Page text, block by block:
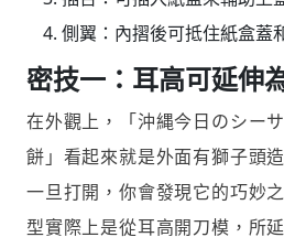
側翼：內摺後可抵住紙盒蓋
密技一：耳高可延伸
在外觀上，「沖縄今日のシー
餅」看起來就是外面有獅子頭
一旦打開，你會發現它的巧妙
型實際上是從耳高開刀模，所